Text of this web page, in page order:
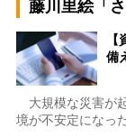
藤川里絵「
備
大規模な災害が
境が不安定になっ